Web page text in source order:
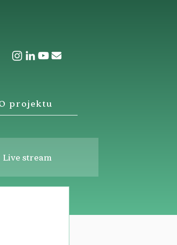
projektu
Live stream